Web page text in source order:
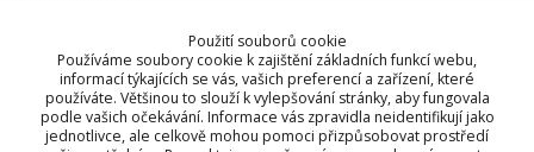
info@freakwear.czPoužití souborů cookie
Používáme soubory cookie k zajištění základních funkcí webu,
informací týkajících se vás, vašich preferencí a zařízení, které
používáte. Většinou to slouží k vylepšování stránky, aby fungovala
podle vašich očekávání. Informace vás zpravidla neidentifikují jako
jednotlivce, ale celkově mohou pomoci přizpůsobovat prostředí